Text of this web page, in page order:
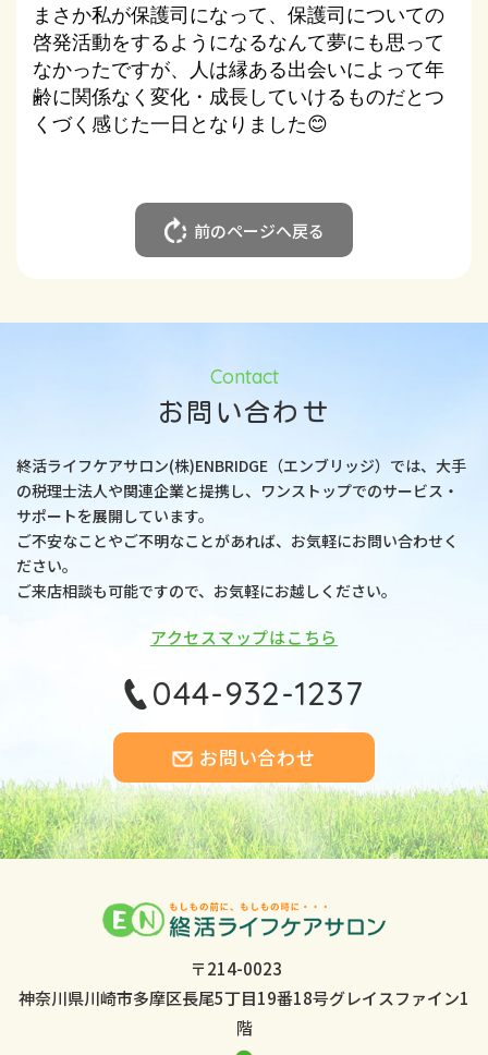
まさか私が保護司になって、保護司についての
啓発活動をするようになるなんて夢にも思って
なかったですが、人は縁ある出会いによって年
齢に関係なく変化・成長していけるものだとつ
くづく感じた一日となりま した😊
前のページへ戻る
Contact
お問い合わせ
終活ライフケアサロン(株)ENBRIDGE（エンブリッジ）では、大手
の税理士法人や関連企業と提携し、 ワンストップでのサービス・
サポートを展開しています。
ご不安なことやご不明なことがあれば、お気軽にお問い合わせく
ださい。
ご来店相談も可能ですので、お気軽にお越しください。
アクセスマップはこちら
044-932-1237
お問い合わせ
〒214-0023
神奈川県川崎市多摩区長尾5丁目19番18号グレイスファイン1
階